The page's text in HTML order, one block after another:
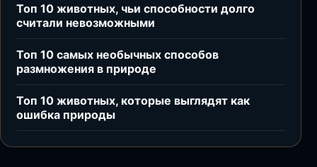
Топ 10 животных, чьи способности долго
считали невозможными
Топ 10 самых необычных способов
размножения в природе
Топ 10 животных, которые выглядят как
ошибка природы